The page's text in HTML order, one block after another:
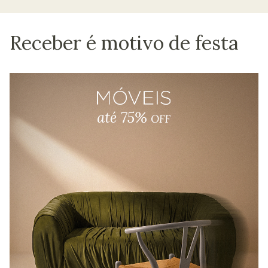
Receber é motivo de festa